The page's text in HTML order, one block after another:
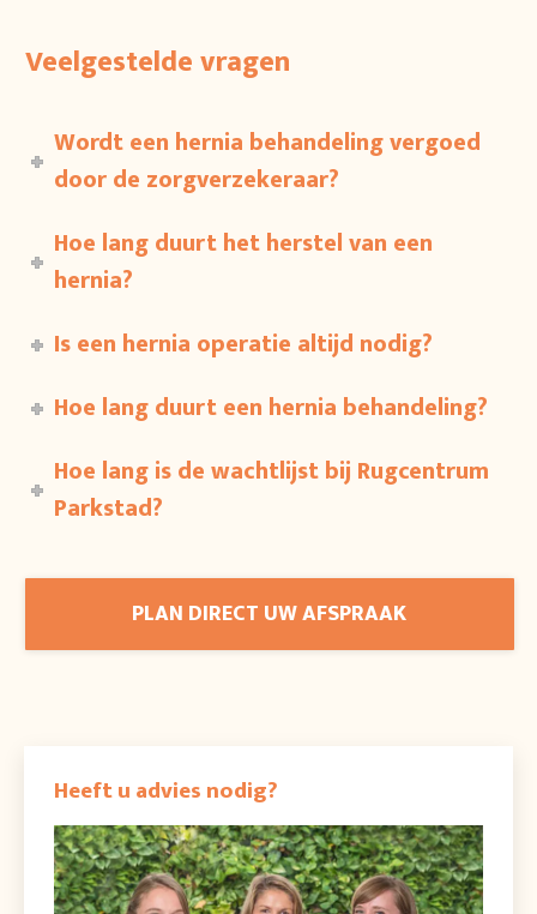
Veelgestelde vragen
Wordt een hernia behandeling vergoed
door de zorgverzekeraar?
Hoe lang duurt het herstel van een
hernia?
Is een hernia operatie altijd nodig?
Hoe lang duurt een hernia behandeling?
Hoe lang is de wachtlijst bij Rugcentrum
Parkstad?
PLAN DIRECT UW AFSPRAAK
Heeft u advies nodig?